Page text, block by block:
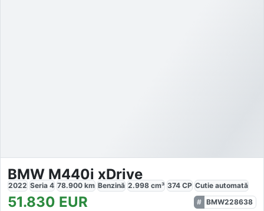
BMW M440i xDrive
2022 Seria 4 78.900 km Benzină 2.998 cm³ 374 CP Cutie automată
51.830 EUR
BMW228638